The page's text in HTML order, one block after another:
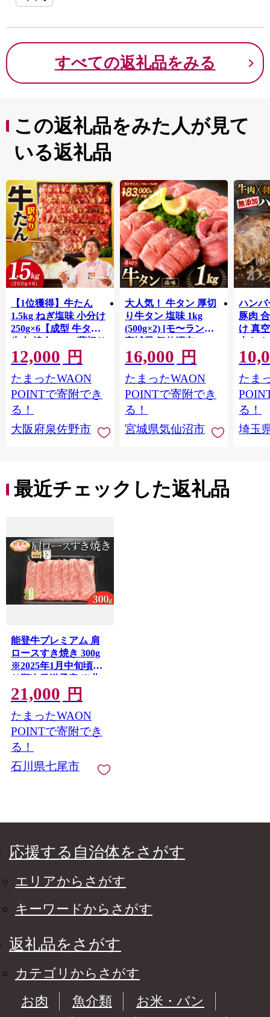
すべての返礼品をみる
この返礼品をみた人が見て
いる返礼品
【1位獲得】牛たん
1.5kg ねぎ塩味 小分け
250g×6【成型 牛タン
牛肉 焼肉 BBQ 薄切り
ぎゅうたん スライス
訳あり サイズ不揃
い】 G4721
12,000 円
たまったWAON
POINTで寄附でき
る！
大阪府泉佐野市
大人気！ 牛タン 厚切
り牛タン 塩味 1kg
(500g×2) [モ〜ランド
宮城県 気仙沼市
20564660] 肉 牛肉 精肉
牛たん 牛タン塩 牛た
ん塩 冷凍 焼肉 BBQ ア
ウトドア バーベキュ
ー 厚切り タン
16,000 円
たまったWAON
POINTで寄附でき
る！
宮城県気仙沼市
ハンバ
豚肉
け 真
大き
保存
淡路島
ポーク
き肉
ず 惣
まみ
んのお
たま
る！
埼玉
最近チェックした返礼品
能登牛プレミアム 肩
ロースすき焼き 300g
※2025年1月中旬頃よ
り順次発送予定 ※北
海道・沖縄・離島への
配送不可
21,000 円
たまったWAON
POINTで寄附でき
る！
石川県七尾市
応援する自治体をさがす
エリアからさがす
キーワードからさがす
返礼品をさがす
カテゴリからさがす
お肉
魚介類
お米・パン